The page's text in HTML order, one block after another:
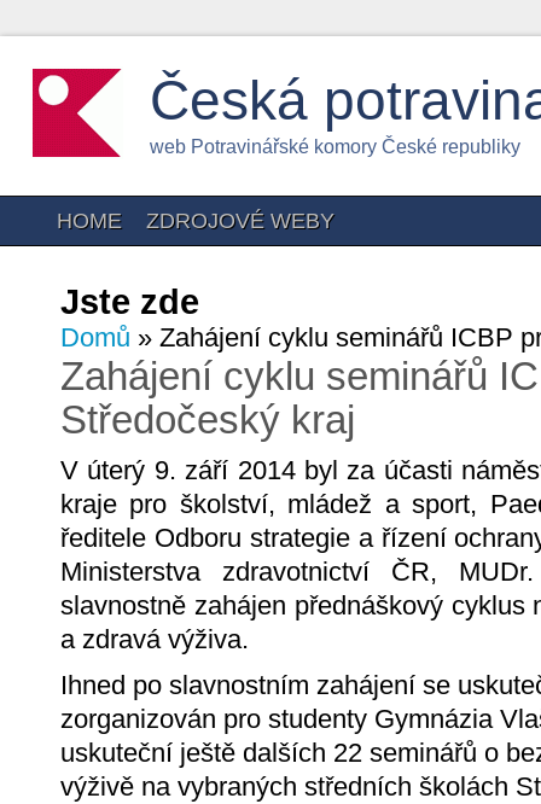
Česká
web Potravinářské komory České republiky
HOME ZDROJOVÉ WEBY
Jste zde
Domů » Zahájení cyklu seminářů ICBP
Zahájení cyklu seminářů
Středočeský kraj
V úterý 9. září 2014 byl za účasti
kraje pro školství, mládež a sport,
ředitele Odboru strategie a řízení
Ministerstva zdravotnictví ČR,
slavnostně zahájen přednáškový cyklus
a zdravá výživa.
Ihned po slavnostním zahájení se
zorganizován pro studenty Gymnázia
uskuteční ještě dalších 22 seminářů o
výživě na vybraných středních školách